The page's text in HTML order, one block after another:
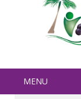
MENU